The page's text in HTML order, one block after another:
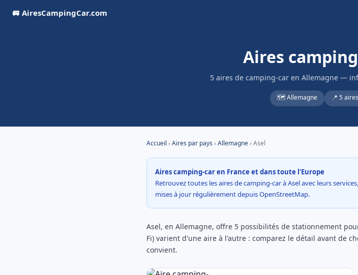
🚐 AiresCampingCar.com
Aires
5 aires de camping-car en Allemagne —
🗺️ Allemagne 📍 5 aires
Accueil › Aires par pays› Allemagne› Asel
Aires camping-car en France et dans toute l'Europe
Retrouvez toutes les aires de camping-car à Asel avec leurs
mises à jour régulièrement depuis OpenStreetMap.
Asel, en Allemagne, offre 5 possibilités de stationnement
Fi) varient d'une aire à l'autre : comparez le détail avant de
convient.